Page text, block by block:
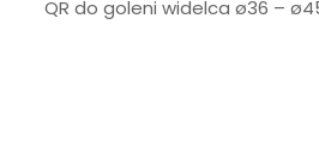
QR do goleni widelca ø36 –